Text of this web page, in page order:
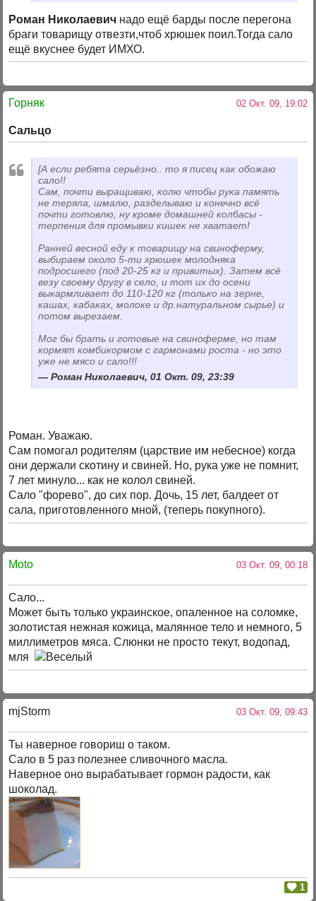
Роман Николаевич надо ещё барды после перегона
браги товарищу отвезти,чтоб хрюшек поил.Тогда сало
ещё вкуснее будет ИМХО.
Горняк 02 Окт. 09, 19:02
Сальцо
[А если ребята серьёзно.. то я писец как обожаю
сало!!
Сам, почти выращиваю, колю чтобы рука память
не теряла, шмалю, разделываю и конечно всё
почти готовлю, ну кроме домашней колбасы -
терпения для промывки кишек не хватает!
Ранней весной еду к товарищу на свиноферму,
выбираем около 5-ти хрюшек молодняка
подросшего (под 20-25 кг и привитых). Затем всё
везу своему другу в село, и тот их до осени
выкармливает до 110-120 кг (только на зерне,
кашах, кабаках, молоке и др.натуральном сырье) и
потом вырезаем.
Мог бы брать и готовые на свиноферме, но там
кормят комбикормом с гармонами роста - но это
уже не мясо и сало!!!
Роман Николаевич, 01 Окт. 09, 23:39
Роман. Уважаю.
Сам помогал родителям (царствие им небесное) когда
они держали скотину и свиней. Но, рука уже не помнит,
7 лет минуло... как не колол свиней.
Сало "форево", до сих пор. Дочь, 15 лет, балдеет от
сала, приготовленного мной, (теперь покупного).
Moto 03 Окт. 09, 00:18
Сало...
Может быть только украинское, опаленное на соломке,
золотистая нежная кожица, малянное тело и немного, 5
миллиметров мяса. Слюнки не просто текут, водопад,
мля
mjStоrm 03 Окт. 09, 09:43
Ты наверное говориш о таком.
Сало в 5 раз полезнее сливочного масла.
Наверное оно вырабатывает гормон радости, как
шоколад.
1